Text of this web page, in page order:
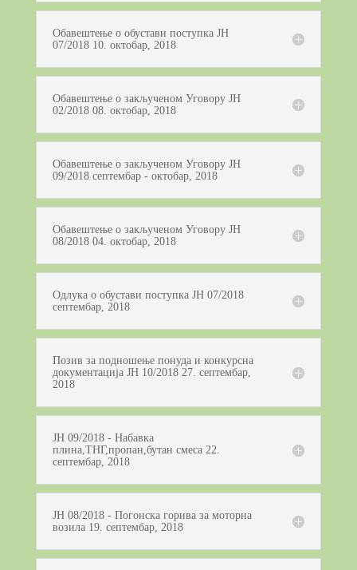
Обавештење о обустави поступка ЈН
07/2018 10. октобар, 2018
Обавештење о закљученом Уговору ЈН
02/2018 08. октобар, 2018
Обавештење о закљученом Уговору ЈН
09/2018 септембар - октобар, 2018
Обавештење о закљученом Уговору ЈН
08/2018 04. октобар, 2018
Одлука о обустави поступка ЈН 07/2018
септембар, 2018
Позив за подношење понуда и конкурсна
документација ЈН 10/2018 27. септембар,
2018
ЈН 09/2018 - Набавка
плина,ТНГ,пропан,бутан смеса 22.
септембар, 2018
ЈН 08/2018 - Погонска горива за моторна
возила 19. септембар, 2018